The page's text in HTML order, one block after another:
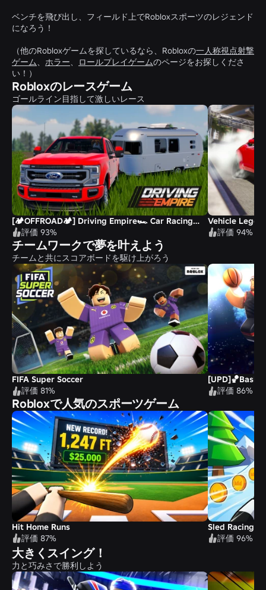
ベンチを飛び出し、フィールド上でRobloxスポーツのレジェンド
になろう！
（他のRobloxゲームを探しているなら、Robloxの一人称視点射撃
ゲーム、 ホラー、 ロールプレイゲームのページをお探しくださ
い！）
Robloxのレースゲーム
ゴールライン目指して激しいレース
[🏕️OFFROAD🏕️] Driving Empire🏎️ Car Racing📦RP
評価 93%
Vehicle
評価 94%
チームワークで夢を叶えよう
チームと共にスコアボードを駆け上がろう
FIFA Super Soccer
評価 81%
評価 86%
Robloxで人気のスポーツゲーム
Hit Home Runs
評価 87%
Sled Racing ❄️
評価 96%
大きくスイング！
力と巧みさで勝利しよう